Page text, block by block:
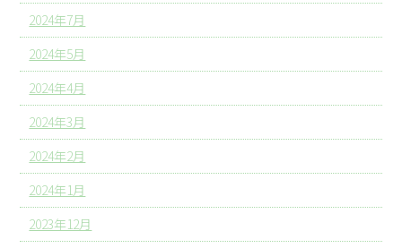
2024年7月
2024年5月
2024年4月
2024年3月
2024年2月
2024年1月
2023年12月